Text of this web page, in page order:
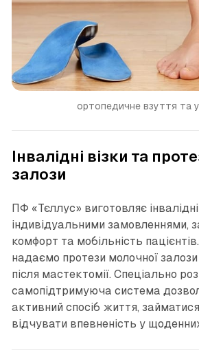
ортопедичне взуття та
Інвалідні візки та
залози
ПФ «Тєллус» виготовляє інвалідні
індивідуальними замовленнями,
комфорт та мобільність
надаємо протези молочної
після мастектомії. Спеціально
самопідтримуюча система
активний спосіб життя,
відчувати впевненість у